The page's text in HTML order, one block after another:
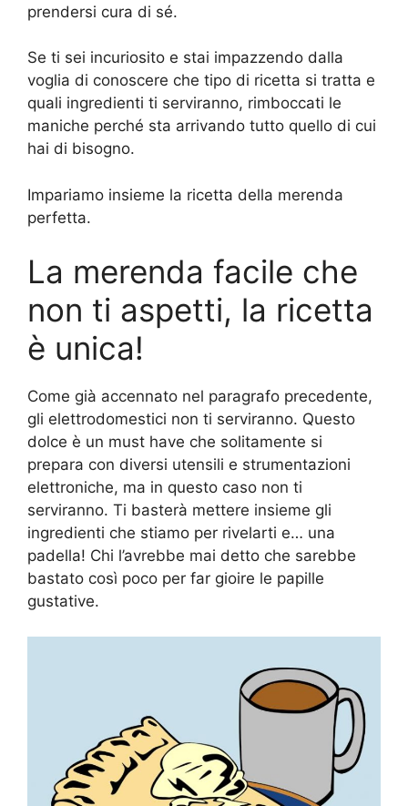
prendersi cura di sé.
Se ti sei incuriosito e stai impazzendo dalla
voglia di conoscere che tipo di ricetta si tratta e
quali ingredienti ti serviranno, rimboccati le
maniche perché sta arrivando tutto quello di cui
hai di bisogno.
Impariamo insieme la ricetta della merenda
perfetta.
La merenda facile che
non ti aspetti, la ricetta
è unica!
Come già accennato nel paragrafo precedente,
gli elettrodomestici non ti serviranno. Questo
dolce è un must have che solitamente si
prepara con diversi utensili e strumentazioni
elettroniche, ma in questo caso non ti
serviranno. Ti basterà mettere insieme gli
ingredienti che stiamo per rivelarti e… una
padella! Chi l’avrebbe mai detto che sarebbe
bastato così poco per far gioire le papille
gustative.